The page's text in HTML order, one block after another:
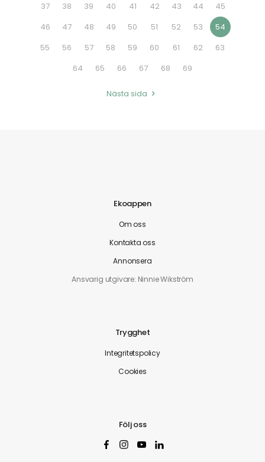
37
38 39 40 41 42 43 44
45
46
47 48 49 50 51 52 53
54
55
56 57 58 59 60 61 62
63
64
65 66 67 68 69
Nästa sida
Ekoappen
Om oss
Kontakta oss
Annonsera
Ansvarig utgivare: Ninnie Wikström
Trygghet
Integritetspolicy
Cookies
Följ oss